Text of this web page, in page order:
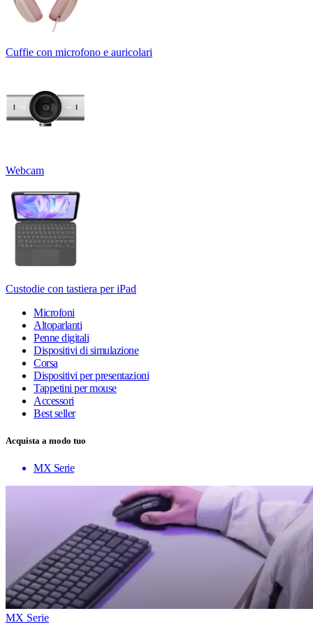
Cuffie con microfono e auricolari
Webcam
Custodie con tastiera per iPad
Microfoni
Altoparlanti
Penne digitali
Dispositivi di simulazione
Corsa
Dispositivi per presentazioni
Tappetini per mouse
Accessori
Best seller
Acquista a modo tuo
MX Serie
MX Serie